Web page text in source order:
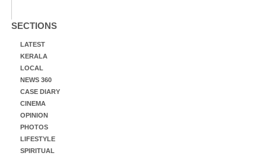
SECTIONS
LATEST
KERALA
LOCAL
NEWS 360
CASE DIARY
CINEMA
OPINION
PHOTOS
LIFESTYLE
SPIRITUAL